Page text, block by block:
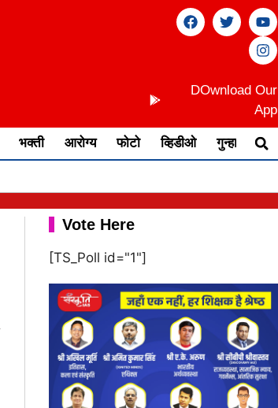
DOwnload Our
App
भक्ती आरोग्य फोटो व्हिडीओ गुन्हा
Vote Here
[TS_Poll id="1"]